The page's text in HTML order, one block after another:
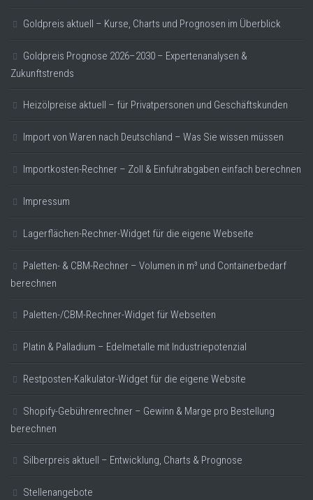
Goldpreis aktuell – Kurse, Charts und Prognosen im Überblick
Goldpreis Prognose 2026–2030 – Expertenanalysen &
Zukunftstrends
Heizölpreise aktuell – für Privatpersonen und Geschäftskunden
Import von Waren nach Deutschland – Was Sie wissen müssen
Importkosten-Rechner – Zoll & Einfuhrabgaben einfach berechnen
Impressum
Lagerflächen-Rechner-Widget für die eigene Webseite
Paletten- & CBM-Rechner – Volumen in m³ und Containerbedarf
berechnen
Paletten-/CBM-Rechner-Widget für Webseiten
Platin & Palladium – Edelmetalle mit Industriepotenzial
Restposten-Kalkulator-Widget für die eigene Website
Shopify-Gebührenrechner – Gewinn & Marge pro Bestellung
berechnen
Silberpreis aktuell – Entwicklung, Charts & Prognose
Stellenangebote